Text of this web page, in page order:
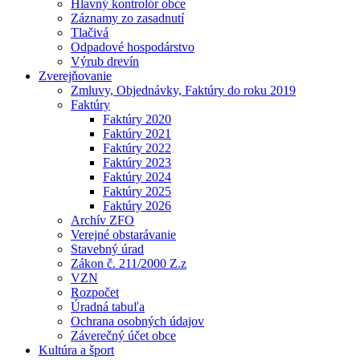
Hlavný kontrolór obce
Záznamy zo zasadnutí
Tlačivá
Odpadové hospodárstvo
Výrub drevín
Zverejňovanie
Zmluvy, Objednávky, Faktúry do roku 2019
Faktúry
Faktúry 2020
Faktúry 2021
Faktúry 2022
Faktúry 2023
Faktúry 2024
Faktúry 2025
Faktúry 2026
Archív ZFO
Verejné obstarávanie
Stavebný úrad
Zákon č. 211/2000 Z.z
VZN
Rozpočet
Úradná tabuľa
Ochrana osobných údajov
Záverečný účet obce
Kultúra a šport